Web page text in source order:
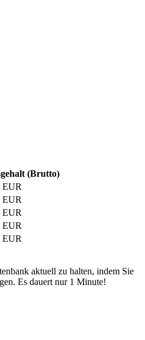
(Brutto)
EUR
EUR
EUR
EUR
EUR
aktuell zu halten, indem Sie
Es dauert nur 1 Minute!